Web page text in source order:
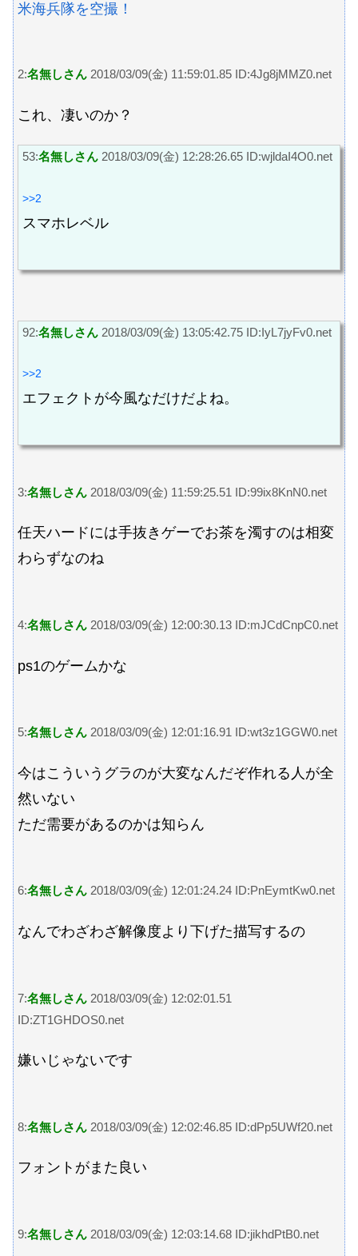
米海兵隊を空撮！
2:名無しさん 2018/03/09(金) 11:59:01.85 ID:4Jg8jMMZ0.net
これ、凄いのか？
53:名無しさん 2018/03/09(金) 12:28:26.65 ID:wjldaI4O0.net
>>2
スマホレベル
92:名無しさん 2018/03/09(金) 13:05:42.75 ID:IyL7jyFv0.net
>>2
エフェクトが今風なだけだよね。
3:名無しさん 2018/03/09(金) 11:59:25.51 ID:99ix8KnN0.net
任天ハードには手抜きゲーでお茶を濁すのは相変
わらずなのね
4:名無しさん 2018/03/09(金) 12:00:30.13 ID:mJCdCnpC0.net
ps1のゲームかな
5:名無しさん 2018/03/09(金) 12:01:16.91 ID:wt3z1GGW0.net
今はこういうグラのが大変なんだぞ作れる人が全
然いない
ただ需要があるのかは知らん
6:名無しさん 2018/03/09(金) 12:01:24.24 ID:PnEymtKw0.net
なんでわざわざ解像度より下げた描写するの
7:名無しさん 2018/03/09(金) 12:02:01.51
ID:ZT1GHDOS0.net
嫌いじゃないです
8:名無しさん 2018/03/09(金) 12:02:46.85 ID:dPp5UWf20.net
フォントがまた良い
9:名無しさん 2018/03/09(金) 12:03:14.68 ID:jikhdPtB0.net